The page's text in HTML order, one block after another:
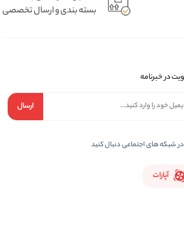
بسته بندی و ارسال تخصصی
در خبرنامه
ارسال
در شبکه های اجتماعی دنبال کنید
آپارات